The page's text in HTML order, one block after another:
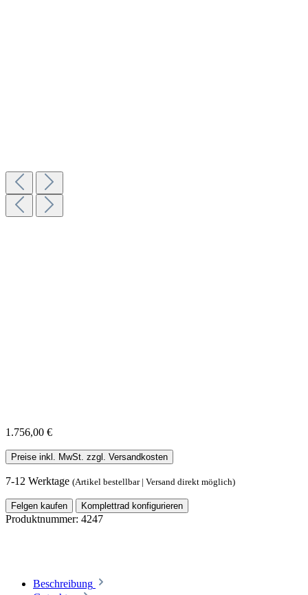
1.756,00 €
Preise inkl. MwSt. zzgl. Versandkosten
7-12 Werktage (Artikel bestellbar | Versand direkt möglich)
Felgen kaufen Komplettrad konfigurieren
Produktnummer: 4247
Beschreibung